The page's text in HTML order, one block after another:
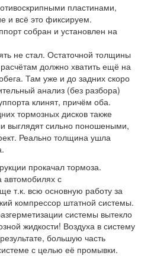
пластинами,
и всё это фиксируем.
собран и установлен на
не стал. Остаточной толщины
должно хватить ещё на
Там уже и до задних скоро
анализ (без разбора)
клинят, причём оба.
тормозных дисков также
выглядят сильно поношеными,
Реально толщина ушла
прокачал тормоза.
автомобилях с
т.к. всю основную работу за
компрессор штатной системы.
системы вытекло
жидкости! Воздуха в систему
большую часть
с целью её промывки.